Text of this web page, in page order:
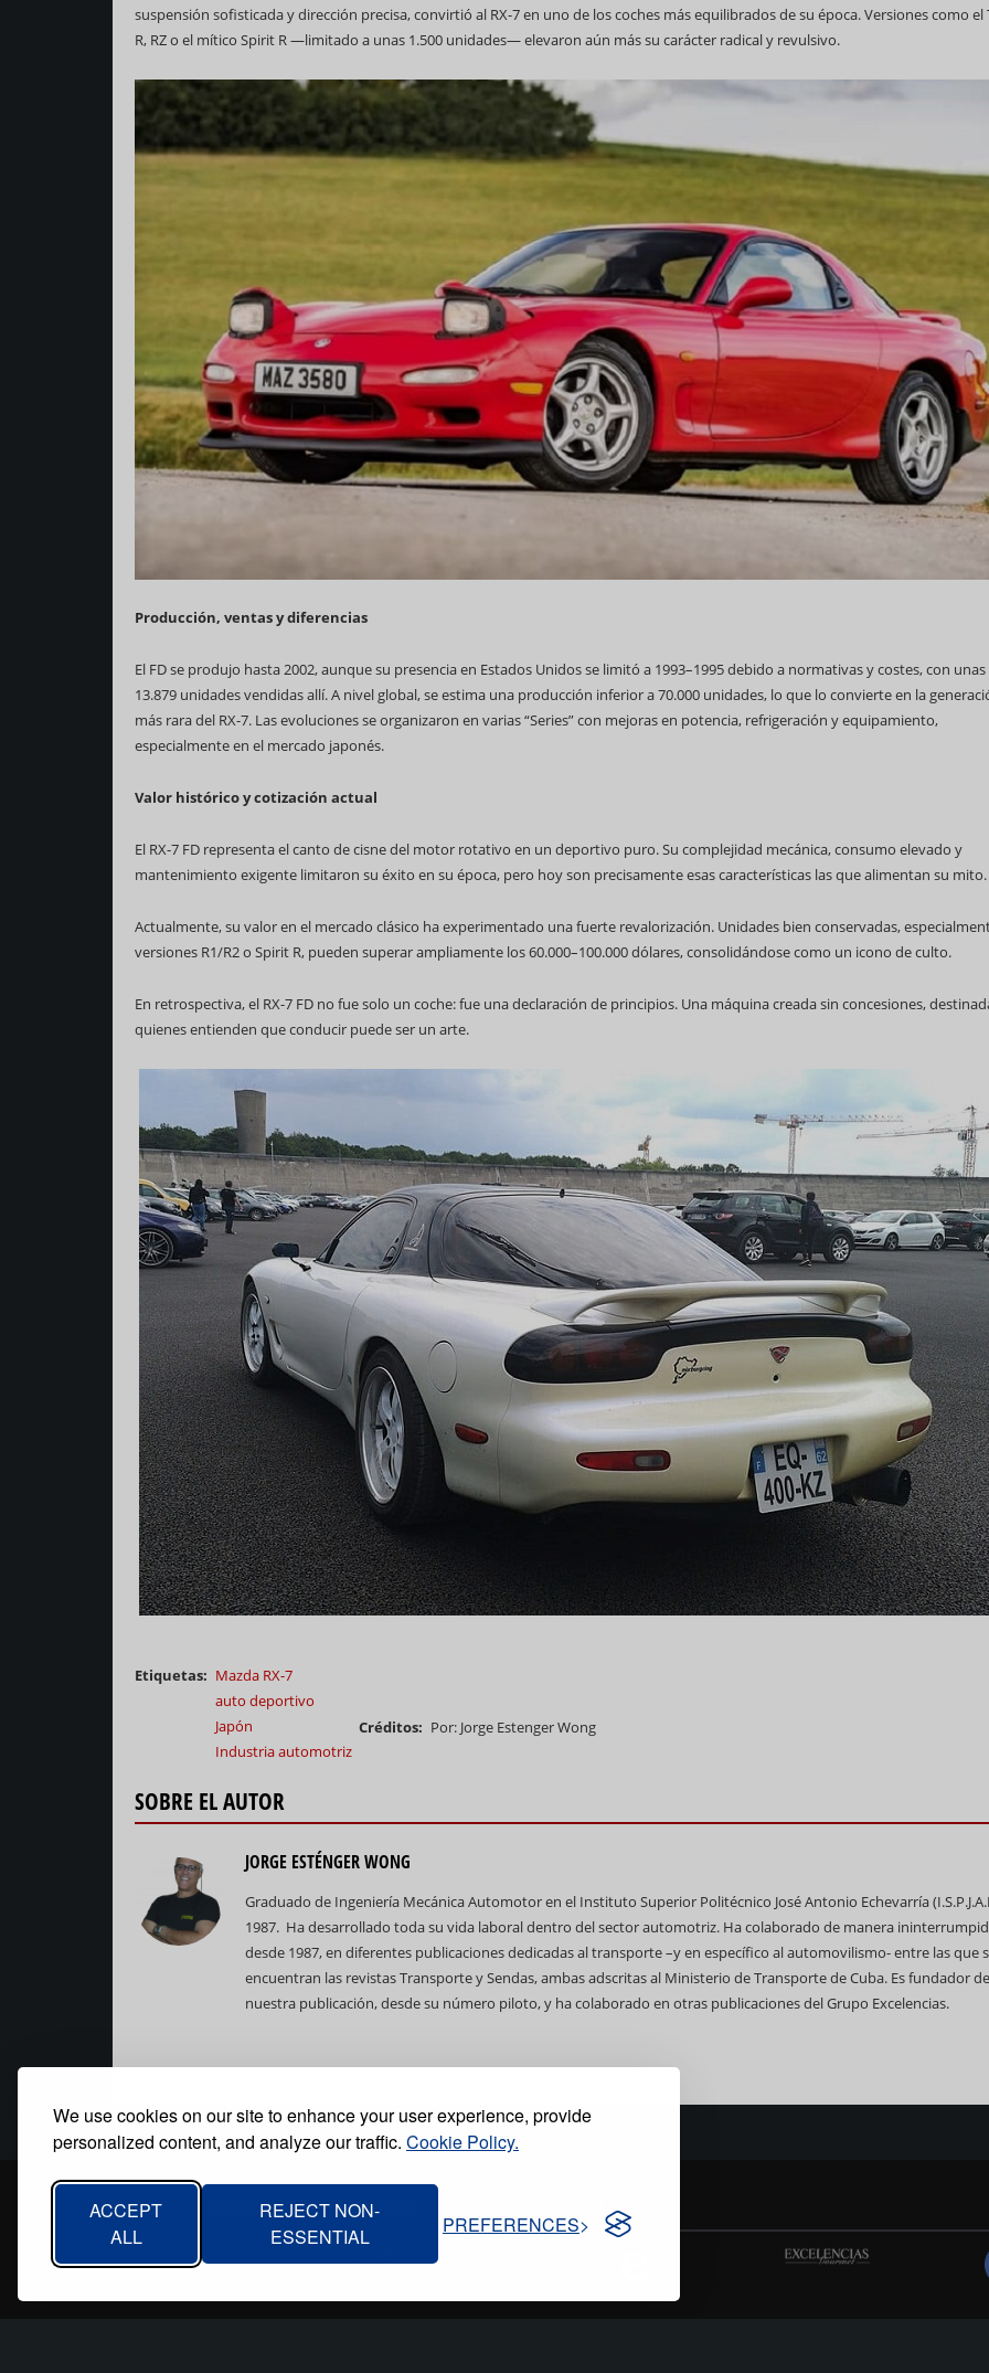
We use cookies on our site to enhance your user experience, provide
personalized content, and analyze our traffic. Cookie Policy.
ACCEPT
ALL
REJECT NON-
ESSENTIAL
PREFERENCES
suspensión sofisticada y dirección precisa, convirtió al RX-7 en uno de los coches más equilibrados de su época. Versiones como el
R, RZ o el mítico Spirit R —limitado a unas 1.500 unidades— elevaron aún más su carácter radical y revulsivo.
Producción, ventas y diferencias
El FD se produjo hasta 2002, aunque su presencia en Estados Unidos se limitó a 1993–1995 debido a normativas y costes, con unas
13.879 unidades vendidas allí. A nivel global, se estima una producción inferior a 70.000 unidades, lo que lo convierte en la
más rara del RX-7. Las evoluciones se organizaron en varias “Series” con mejoras en potencia, refrigeración y equipamiento,
especialmente en el mercado japonés.
Valor histórico y cotización actual
El RX-7 FD representa el canto de cisne del motor rotativo en un deportivo puro. Su complejidad mecánica, consumo elevado y
mantenimiento exigente limitaron su éxito en su época, pero hoy son precisamente esas características las que alimentan su mito.
Actualmente, su valor en el mercado clásico ha experimentado una fuerte revalorización. Unidades bien conservadas,
versiones R1/R2 o Spirit R, pueden superar ampliamente los 60.000–100.000 dólares, consolidándose como un icono de culto.
En retrospectiva, el RX-7 FD no fue solo un coche: fue una declaración de principios. Una máquina creada sin concesiones,
quienes entienden que conducir puede ser un arte.
Etiquetas
Mazda RX-7
auto deportivo
Japón
Industria automotriz
Créditos Por: Jorge Estenger Wong
SOBRE EL AUTOR
JORGE ESTÉNGER WONG
Graduado de Ingeniería Mecánica Automotor en el Instituto Superior Politécnico José Antonio Echevarría
1987. Ha desarrollado toda su vida laboral dentro del sector automotriz. Ha colaborado de manera
desde 1987, en diferentes publicaciones dedicadas al transporte –y en específico al automovilismo- entre las que
encuentran las revistas Transporte y Sendas, ambas adscritas al Ministerio de Transporte de Cuba. Es fundador de
nuestra publicación, desde su número piloto, y ha colaborado en otras publicaciones del Grupo Excelencias.
Footer
menu
Inicio Quiénes somos Contacto